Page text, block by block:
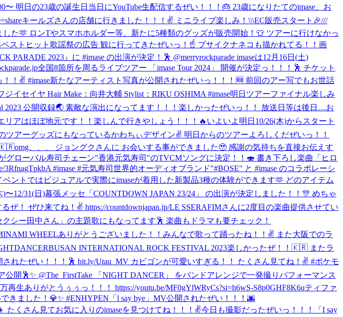
〜 明日の23歳の誕生日当日にYouTube生配信するぜい！！！🎂 23歳になりたてのimase、お
キールズさんの店舗に行きました！！！✌️ ミニライブ楽しみ！ \\\EC販売スタート🎉///
た🫶 ロンTやスマホホルダー等、新たに5種類のグッズが販売開始！👕 ツアーに行けなかっ
ストヒット歌謡祭の広告 観に行ってきたぜいっ！☝️ ブサイクナネコも描かれてる！！画
2023』に #imase の出演が決定！🕺 @merryrockparade imaseは12月16日(土)
全国8箇所を周るライブツアー 「imase Tour 2024」 開催が決定っ！！！🕺 チケット
！！✌️ #imase新たなアーティスト写真が公開されたぜいっ！！！🆕 前回のアー写でもお世話
イセイヤ Hair Make：向井大輔 Stylist：RIKU OSHIMA #imase明日ツアーファイナル楽しみ
2023 公開収録🌏 素敵な演出になってます！！！楽しかったぜいっ！！ 放送日等は後日…お
アはほぼ地元です！！楽しんで行きやしょう！！！🔥 いよいよ明日10/26(木)からスタート
ツアーグッズにもなっているかわちぃデザイン✌ 明日からのツアーよろしくだぜいっ！！
omg、、、 ジョングクさんに お会いする事ができました🥹 感謝の気持ちを直接お伝えす
グローバル寿司チェーン"香港元気寿司"のTVCMソングに決定！！🍣 書き下ろし楽曲「ヒロ
#imase #元気寿司 世界的オーディオブランド"#BOSE" と #imase のコラボレーシ
トではビジュアルで実際にimaseが着用した新製品3種の体験ができます🫶 どのアイテム
)〜12/31(日)幕張メッセ「COUNTDOWN JAPAN 23/24」 の出演が決定しました！！🎊 めちゃ
ぜ！ ぜひ来てね！✌️ https://countdownjapan.jp/LE SSERAFIMさんに2度目の楽曲提供させてい
シー田中さん」の主題歌にもなってます🕺 楽曲もドラマも要チェック！
WHEELありがとうございました！！みんなで歌って踊ったね！！✌️ また大阪でのラ
BUSAN INTERNATIONAL ROCK FESTIVAL 2023楽しかったぜ！！🇰🇷 またラ
されたぜい！！！🕺 bit.ly/Utau_MV カビゴンが可愛いすぎる！！ たくさん見てね！✌️ #ポケモ
開🕺✨ @The_FirstTake 「NIGHT DANCER」 をバンドアレンジで一発撮りパフォーマンス
生ありがとうぅぅっ！！！ https://youtu.be/MF0gYlWRyCs?si=h6wS-S8p0GHF8K6uティファ
きました！💎✨ #ENHYPEN 「l say bye」MV公開されたぜい！！！🌆
たくさん見てお気に入りのimaseを見つけてね！！！✌️今日も撮影だったぜいっ！！！ 「I say